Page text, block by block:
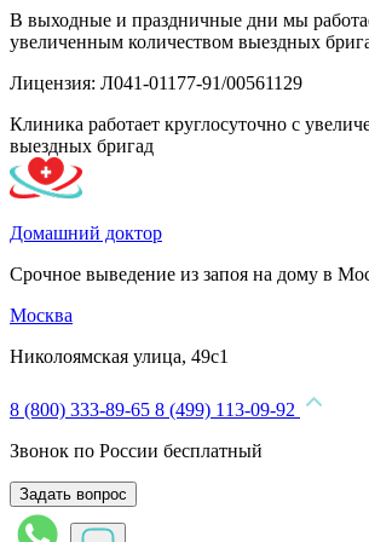
В выходные и праздничные дни мы
увеличенным количеством выездных
Лицензия: Л041-01177-91/00561129
Клиника работает круглосуточно с
выездных бригад
Домашний доктор
Срочное выведение из запоя на дому в
Москва
Николоямская улица, 49с1
8 (800) 333-89-65 8 (499) 113-09-92
Звонок по России бесплатный
Задать вопрос